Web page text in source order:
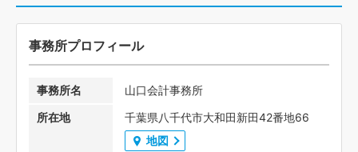
事務所プロフィール
事務所名
山口会計事務所
所在地
千葉県八千代市大和田新田42番地66
地図